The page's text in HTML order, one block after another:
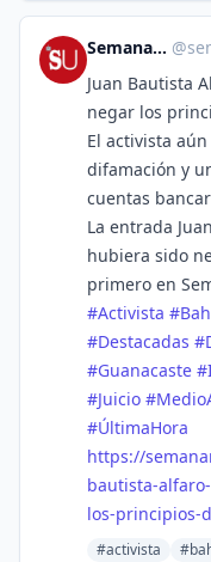
Semanario Universidad @
Juan Bautista
negar los
El activista
difamación y
cuentas
La entrada
hubiera sido
primero en
#Activista #
#Destacadas #
#Guanacaste #
#Juicio #
#ÚltimaHora
https://
bautista-
los-principios-
#activista